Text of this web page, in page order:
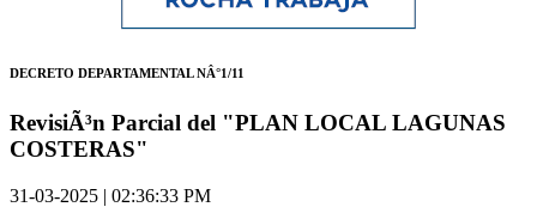
DECRETO DEPARTAMENTAL NÂ°1/11
RevisiÃ³n Parcial del "PLAN LOCAL LAGUNAS
COSTERAS"
31-03-2025 | 02:36:33 PM